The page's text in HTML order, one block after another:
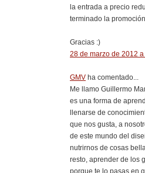
la entrada a precio
terminado la promoción.
Gracias :)
28 de marzo de 2012 a
GMV ha comentado...
Me llamo Guillermo
es una forma de
llenarse de
que nos gusta, a
de este mundo del
nutrirnos de cosas
resto, aprender de los
porque te lo pasas en